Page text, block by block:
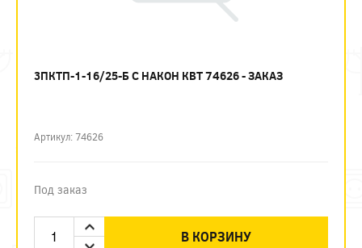
3ПКТП-1-16/25-Б С НАКОН КВТ 74626 - ЗАКАЗ
Артикул: 74626
Под заказ
В КОРЗИНУ